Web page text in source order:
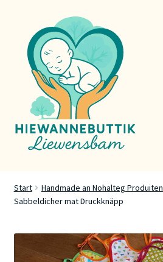
Navigation
springen
Inhalt
springen
Servicer
Buttik
Start Handmade an Nohalteg Produiten
Sabbeldicher mat Druckknäpp